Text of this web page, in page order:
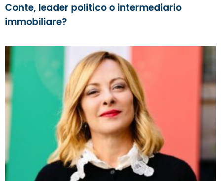
Conte, leader politico o intermediario
immobiliare?